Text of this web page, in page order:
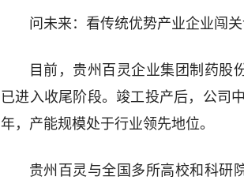
问未来：看传统优势产业企业闯
目前，贵州百灵企业集团制药股
已进入收尾阶段。竣工投产后，公司
年，产能规模处于行业领先地位。
贵州百灵与全国多所高校和科研